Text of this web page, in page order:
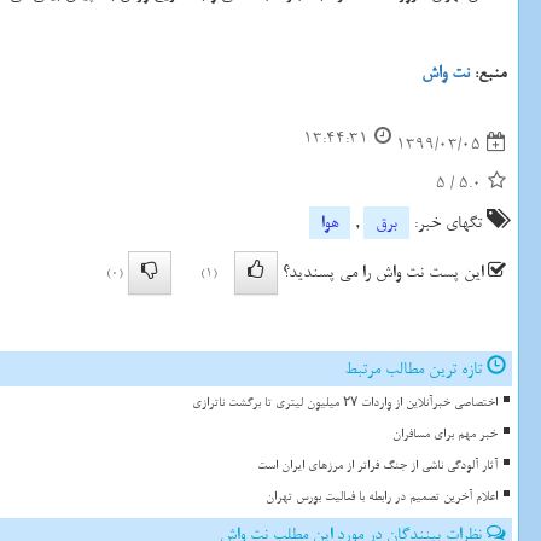
منبع:نت واش
1399/03/05
13:44:31
5.0
/
5
تگهای خبر:
برق ,
هوا
این پست نت واش را می پسندید؟
(1)
(0)
تازه ترین مطالب مرتبط
اختصاصی خبرآنلاین از واردات ۲۷ میلیون لیتری تا برگشت ناترازی
خبر مهم برای مسافران
آثار آلودگی ناشی از جنگ فراتر از مرزهای ایران است
اعلام آخرین تصمیم در رابطه با فعالیت بورس تهران
نظرات بینندگان در مورد این مطلب نت واش